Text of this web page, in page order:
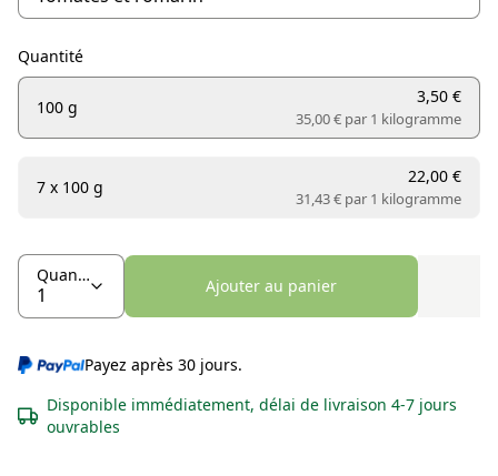
Quantité
100 g
3,50 €
35,00 € par 1 kilogramme
7 x 100 g
22,00 €
31,43 € par 1 kilogramme
Quantité
Ajouter au panier
Payez après 30 jours.
Disponible immédiatement, délai de livraison 4-7 jours
ouvrables